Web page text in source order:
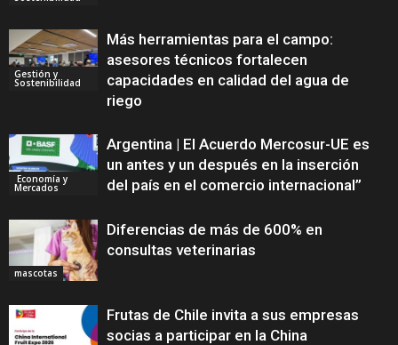
Gestión y
Sostenibilidad
Más herramientas para el campo:
asesores técnicos fortalecen
capacidades en calidad del agua de
riego
Economía y
Mercados
Argentina | El Acuerdo Mercosur-UE es
un antes y un después en la inserción
del país en el comercio internacional”
mascotas
Diferencias de más de 600% en
consultas veterinarias
Frutas de Chile invita a sus empresas
socias a participar en la China